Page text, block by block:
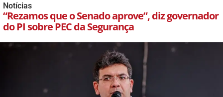
Notícias
“Rezamos que o Senado aprove”, diz governador
do PI sobre PEC da Segurança